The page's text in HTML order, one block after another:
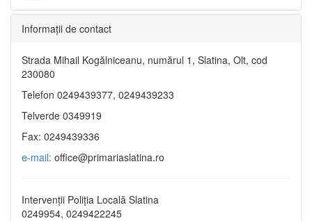
Informaţii de contact
Strada Mihail Kogălniceanu, numărul 1, Slatina, Olt, cod
230080
Telefon 0249439377, 0249439233
Telverde 0349919
Fax: 0249439336
e-mail: office@primariaslatina.ro
Intervenții Poliția Locală Slatina
0249954, 0249422245